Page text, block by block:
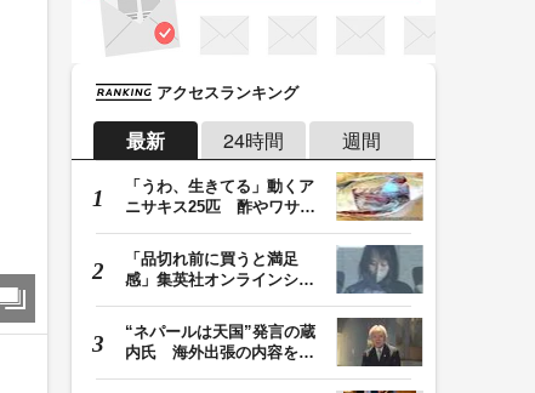
アクセスランキング
最新 24時間 週間
「うわ、生きてる」動くア
ニサキス25匹 酢やワサビ
「品切れ前に買うと満足
感」集英社オンラインショ
“ネパールは天国”発言の蔵
内氏 海外出張の内容を説